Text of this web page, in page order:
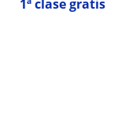
1ª clase gratis